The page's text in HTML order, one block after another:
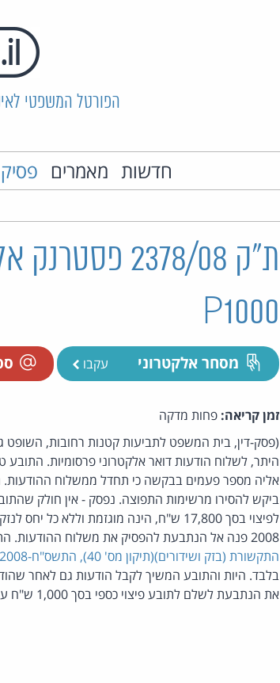
הפורטל המשפטי
חדשות מאמרים
ת"ק 2378/08
P1000
מסחר אלקטרוני עקבו
זמן קריאה: פחות מדקה
(פסק-דין, בית המשפט לתביעות קטנות רחובות, השופט
אליה מספר פעמים בבקשה כי תחדל ממשלוח ההודעות.
לפיצוי בסך 17,800 ש"ח, הינה מוגזמת
2008 פנה אל הנתבעת להפסיק את משלוח ההודעות. התביעה נסבה סביב אירועים שקדמו לכניסתו לתוקף של
התקשורת (בזק ושידורים)(תיקון מס' 40), התשס"ח-2008
בלבד. היות והתובע המשיך לקבל הודעות גם לאחר
את הנתבעת לשלם לתובע פיצוי כספי בסך 1,000 ש"ח עבור כל דבר פרסומת, סכום הכולל גם את הוצאות התובע במשפט.